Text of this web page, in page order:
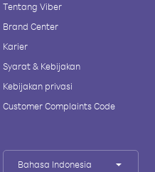
Tentang Viber
Brand Center
Karier
Syarat & Kebijakan
Kebijakan privasi
Customer Complaints Code
Bahasa Indonesia